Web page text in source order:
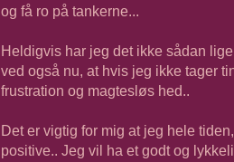
og få ro på tankerne...
Heldigvis har jeg det ikke sådan
ved også nu, at hvis jeg ikke tager
frustration og magtesløs hed..
Det er vigtig for mig at jeg hele
positive.. Jeg vil ha et godt og